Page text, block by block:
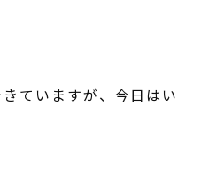
ていますが、今日はい